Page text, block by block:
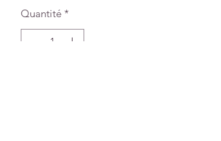
Quantité *